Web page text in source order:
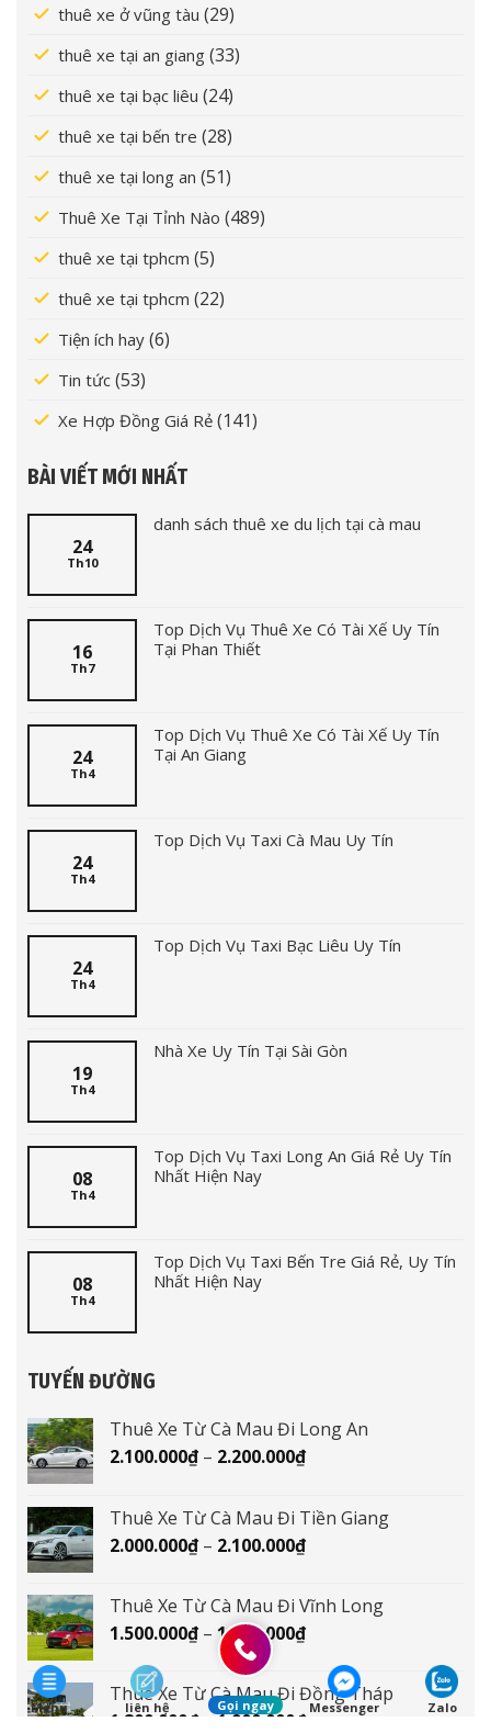
thuê xe ở vũng tàu (29)
thuê xe tại an giang (33)
thuê xe tại bạc liêu (24)
thuê xe tại bến tre (28)
thuê xe tại long an (51)
Thuê Xe Tại Tỉnh Nào (489)
thuê xe tại tphcm (5)
thuê xe tại tphcm (22)
Tiện ích hay (6)
Tin tức (53)
Xe Hợp Đồng Giá Rẻ (141)
BÀI VIẾT MỚI NHẤT
24
Th10
danh sách thuê xe du lịch tại cà mau
16
Th7
Top Dịch Vụ Thuê Xe Có Tài Xế Uy Tín
Tại Phan Thiết
24
Th4
Top Dịch Vụ Thuê Xe Có Tài Xế Uy Tín
Tại An Giang
24
Th4
Top Dịch Vụ Taxi Cà Mau Uy Tín
24
Th4
Top Dịch Vụ Taxi Bạc Liêu Uy Tín
19
Th4
Nhà Xe Uy Tín Tại Sài Gòn
08
Th4
Top Dịch Vụ Taxi Long An Giá Rẻ Uy Tín
Nhất Hiện Nay
08
Th4
Top Dịch Vụ Taxi Bến Tre Giá Rẻ, Uy Tín
Nhất Hiện Nay
TUYẾN ĐƯỜNG
Thuê Xe Từ Cà Mau Đi Long An
2.100.000₫ – 2.200.000₫Khoảng
2.100.000₫
đến
Thuê Xe Từ Cà Mau Đi Tiền Giang
2.000.000₫ – 2.100.000₫Khoảng
2.000.000₫
đến
2.100.000₫
Thuê Xe Từ Cà Mau Đi Vĩnh Long
1.500.000₫ – 1.600.000₫Khoảng
1.500.000₫
đến
Thuê Xe Từ Cà Mau Đi Đồng Tháp
1.800.000 ₫ –1.900.000 ₫Khoảng
Menu liên hệ Gọi ngay Messenger Zalo